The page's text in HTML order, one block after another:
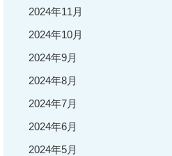
2024年11月
2024年10月
2024年9月
2024年8月
2024年7月
2024年6月
2024年5月